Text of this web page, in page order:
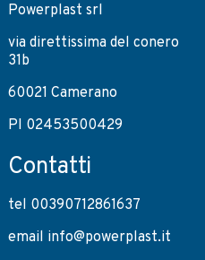
Powerplast srl
via direttissima del conero
31b
60021 Camerano
PI 02453500429
Contatti
tel 00390712861637
email info@powerplast.it